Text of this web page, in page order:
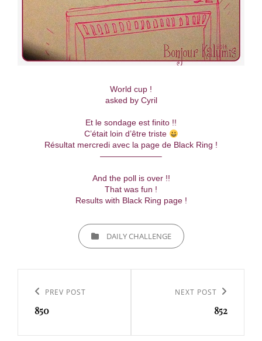
World cup !
asked by Cyril
Et le sondage est finito !!
C’était loin d’être triste
Résultat mercredi avec la page de Black Ring !
———————–
And the poll is over !!
That was fun !
Results with Black Ring page !
CATEGORIESDAILY CHALLENGE
l’article
Previous
Post
PREV POST
850
NEXT POST
852